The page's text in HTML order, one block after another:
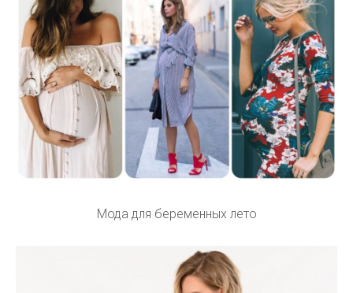
Мода для беременных лето